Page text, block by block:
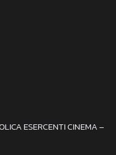
ESERCENTI CINEMA –